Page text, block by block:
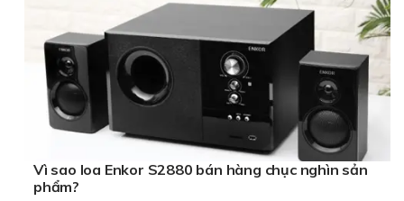
Vì sao loa Enkor S2880 bán hàng chục nghìn sản
phẩm?